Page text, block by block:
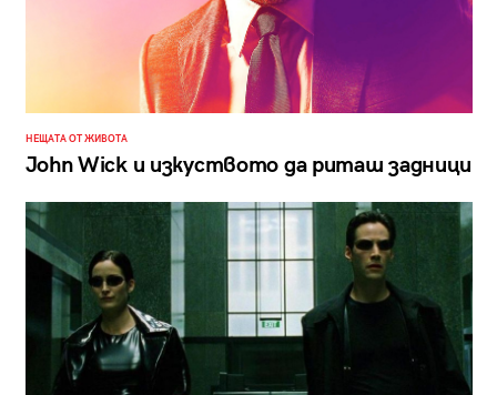
НЕЩАТА ОТ ЖИВОТА
John Wick и изкуството да риташ задници